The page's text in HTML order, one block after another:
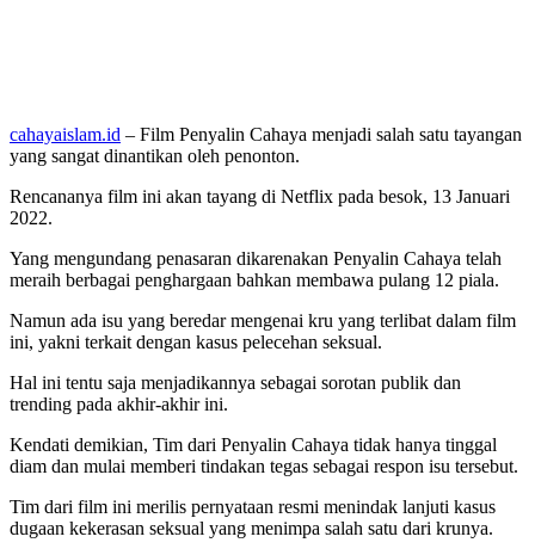
cahayaislam.id – Film Penyalin Cahaya menjadi salah satu tayangan
yang sangat dinantikan oleh penonton.
Rencananya film ini akan tayang di Netflix pada besok, 13 Januari
2022.
Yang mengundang penasaran dikarenakan Penyalin Cahaya telah
meraih berbagai penghargaan bahkan membawa pulang 12 piala.
Namun ada isu yang beredar mengenai kru yang terlibat dalam film
ini, yakni terkait dengan kasus pelecehan seksual.
Hal ini tentu saja menjadikannya sebagai sorotan publik dan
trending pada akhir-akhir ini.
Kendati demikian, Tim dari Penyalin Cahaya tidak hanya tinggal
diam dan mulai memberi tindakan tegas sebagai respon isu tersebut.
Tim dari film ini merilis pernyataan resmi menindak lanjuti kasus
dugaan kekerasan seksual yang menimpa salah satu dari krunya.